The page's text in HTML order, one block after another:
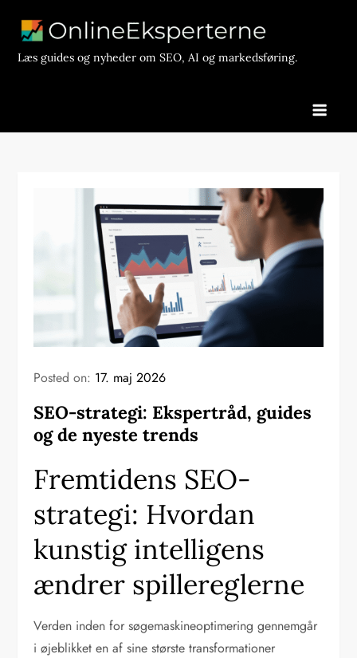
contentLæs guides og nyheder om SEO, AI og markedsføring.
Posted on: 17. maj 2026
SEO-strategi: Ekspertråd, guides
og de nyeste trends
Fremtidens SEO-
strategi: Hvordan
kunstig intelligens
ændrer spillereglerne
Verden inden for søgemaskineoptimering gennemgår
i øjeblikket en af sine største transformationer